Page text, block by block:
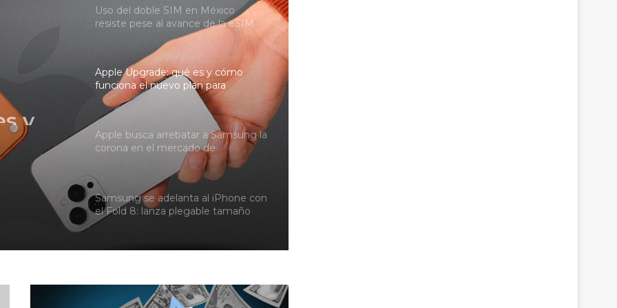
y
Uso del doble SIM en México
resiste pese al avance de la eSIM
Apple Upgrade: qué es y cómo
funciona el nuevo plan para
estrenar un iPhone o una Mac con
pagos mensuales
Apple busca arrebatar a Samsung la
corona en el mercado de
smartphones plegables en 2026
Samsung se adelanta al iPhone con
el Fold 8: lanza plegable tamaño
pasaporte